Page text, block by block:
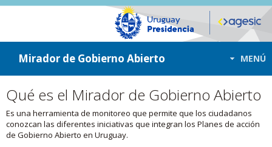
ir a contenido
ir al menú
Mirador de Gobierno Abierto MENÚ
Qué es el Mirador de Gobierno Abierto
Es una herramienta de monitoreo que permite que los ciudadanos
conozcan las diferentes iniciativas que integran los Planes de acción
de Gobierno Abierto en Uruguay.